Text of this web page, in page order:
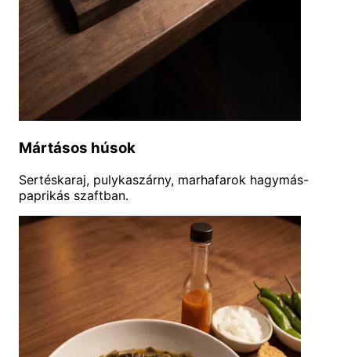
Mártásos húsok
Sertéskaraj, pulykaszárny, marhafarok hagymás-
paprikás szaftban.